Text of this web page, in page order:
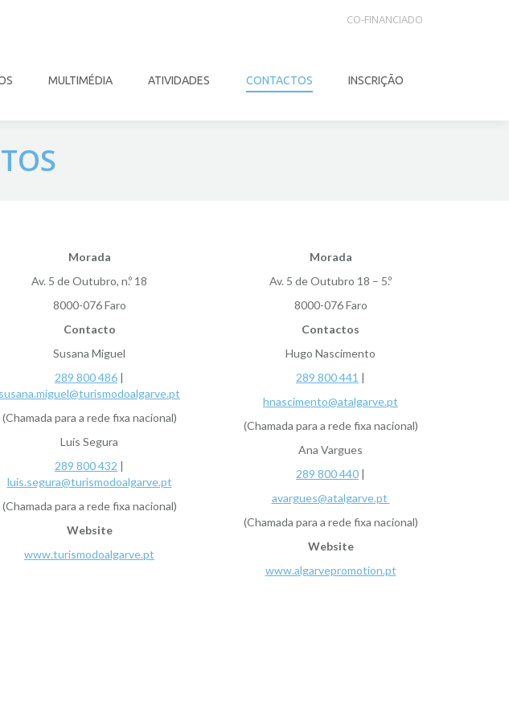
CO-FINANCIADO
MULTIMÉDIA ATIVIDADES CONTACTOS INSCRIÇÃO
Morada
Av. 5 de Outubro, n.º 18
8000-076 Faro
Contacto
Susana Miguel
289 800 486 |
susana.miguel@turismodoalgarve.pt
(Chamada para a rede fixa nacional)
Luís Segura
289 800 432 |
luis.segura@turismodoalgarve.pt
(Chamada para a rede fixa nacional)
Website
www.turismodoalgarve.pt
Morada
Av. 5 de Outubro 18 – 5.º
8000-076 Faro
Contactos
Hugo Nascimento
289 800 441 |
hnascimento@atalgarve.pt
(Chamada para a rede fixa nacional)
Ana Vargues
289 800 440 |
avargues@atalgarve.pt
(Chamada para a rede fixa nacional)
Website
www.algarvepromotion.pt